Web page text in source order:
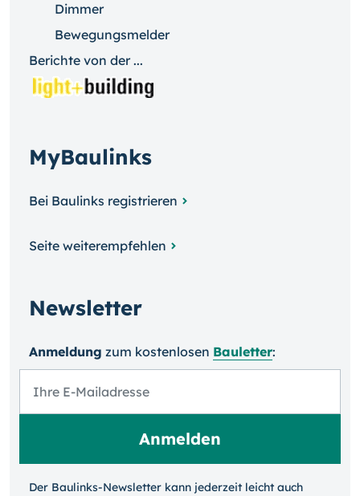
Dimmer
Bewegungsmelder
Berichte von der ...
MyBaulinks
Bei Baulinks registrieren
Seite weiterempfehlen
Newsletter
Anmeldung zum kosten­losen Bauletter:
Der Baulinks-Newsletter kann jeder­zeit leicht auch